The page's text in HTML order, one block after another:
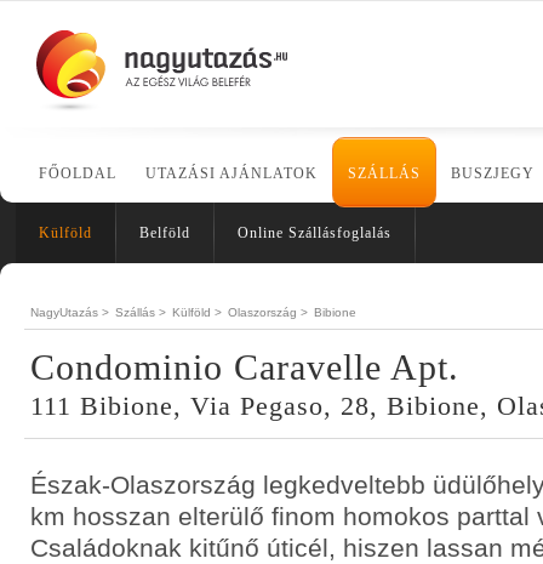
FŐOLDAL UTAZÁSI AJÁNLATOK SZÁLLÁS BUSZJEGY
Külföld Belföld Online Szállásfoglalás
NagyUtazás > Szállás > Külföld > Olaszország > Bibione
Condominio Caravelle Apt.
111 Bibione, Via Pegaso, 28, Bibione,
Észak-Olaszország legkedveltebb
km hosszan elterülő finom homokos parttal
Családoknak kitűnő úticél, hiszen lassan